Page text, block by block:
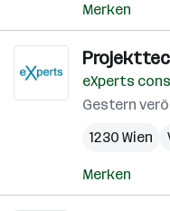
Merken
eXperts
Gestern
1230 Wien
Merken